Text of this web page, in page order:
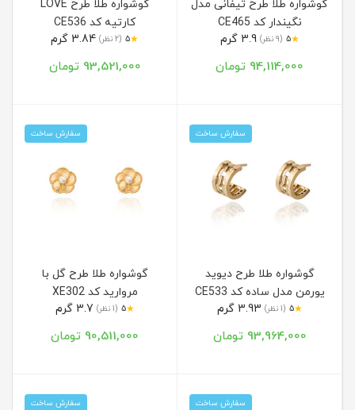
گوشواره طلا طرح تیفانی مدل
نگیندار کد CE465
★
5 (9 نظر) 3.9 گرم
94,114,000 تومان
گوشواره طلا طرح LOVE
کارتیه کد CE536
★
5 (2 نظر)
93,521,000 تومان
سفارش ساخت
گوشواره طلا طرح دیوید
یورمن مدل ساده کد CE533
★
5 (1 نظر)
93,964,000 تومان
سفارش ساخت
گوشواره طلا طرح گل با
مروارید کد XE302
★
5 (1 نظر)
90,511,000 تومان
سفارش ساخت سفارش ساخت